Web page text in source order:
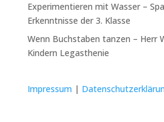
Experimentieren mit Wasser –
Erkenntnisse der 3. Klasse
Wenn Buchstaben tanzen – Herr
Kindern Legasthenie
Impressum |